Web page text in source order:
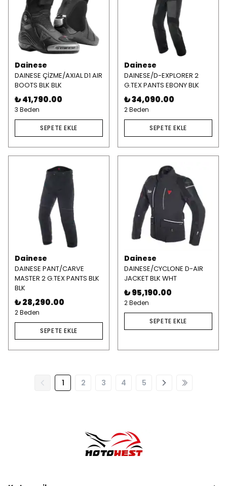
Dainese
DAINESE ÇİZME/AXIAL D1 AIR
BOOTS BLK BLK
₺ 41,790.00
3 Beden
SEPETE EKLE
Dainese
DAINESE/D-EXPLORER 2
G.TEX PANTS EBONY BLK
₺ 34,090.00
2 Beden
SEPETE EKLE
Dainese
DAINESE PANT/CARVE
MASTER 2 G.TEX PANTS BLK
BLK
₺ 28,290.00
2 Beden
SEPETE EKLE
Dainese
DAINESE/CYCLONE D-AIR
JACKET BLK WHT
₺ 95,190.00
2 Beden
SEPETE EKLE
1 2 3 4 5